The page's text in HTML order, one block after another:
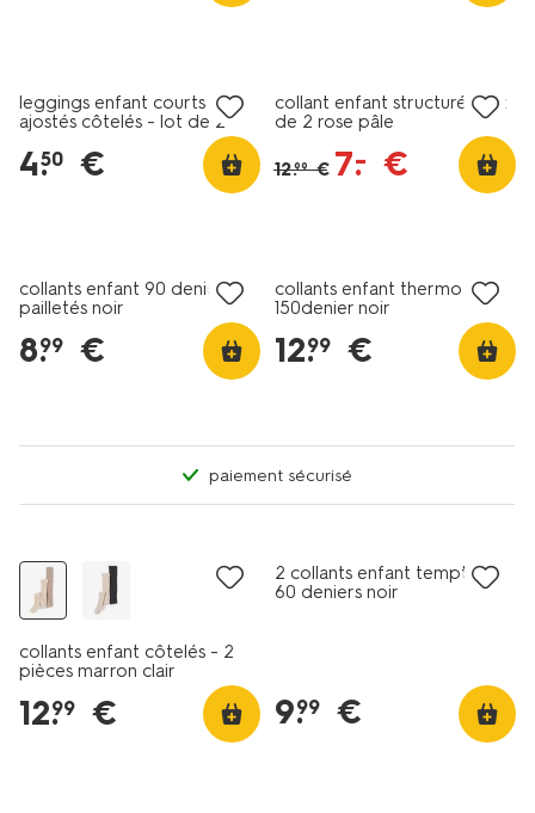
leggings enfant courts
ajostés côtelés - lot de 2
4.
50 €
collant enfant structuré - lot
de 2 rose pâle
12.99 € 7.
– €
collants enfant 90 deniers
pailletés noir
8.
99 €
collants enfant thermo
150denier noir
12.
99 €
paiement sécurisé
collants enfant côtelés - 2
pièces marron clair
12.
99 €
2 collants enfant temptech
60 deniers noir
9.
99 €